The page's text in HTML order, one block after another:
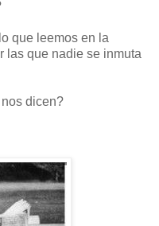
que leemos en la
las que nadie se inmuta
dicen?